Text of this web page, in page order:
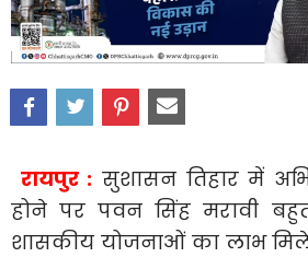
रायपुर : सुशासन तिहार में
होने पर पवन सिंह मरावी
शासकीय योजनाओं का लाभ